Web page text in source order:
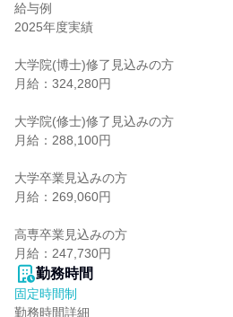
給与例
2025年度実績
大学院(博士)修了見込みの方
月給：324,280円
大学院(修士)修了見込みの方
月給：288,100円
大学卒業見込みの方
月給：269,060円
高専卒業見込みの方
月給：247,730円
勤務時間
固定時間制
勤務時間詳細